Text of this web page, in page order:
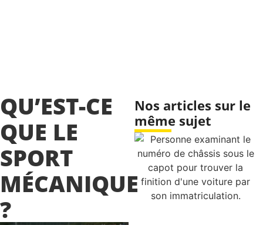
QU’EST-CE
QUE LE
SPORT
MÉCANIQUE
?
Nos articles sur le
même sujet